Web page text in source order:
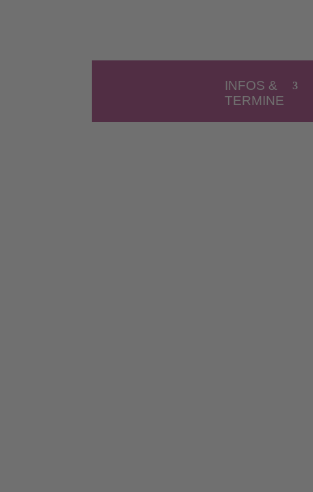
INFOS &
TERMINE